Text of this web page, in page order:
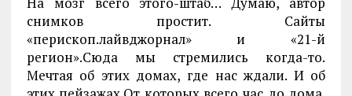
снимков простит. Сайты
«перископ.лайвджорнал» и «21-й
регион».Сюда мы стремились когда-то.
Мечтая об этих домах, где нас ждали. И об